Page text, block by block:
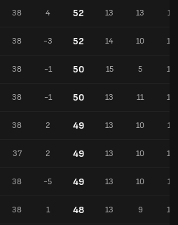
38 4 52 13 13 12
38 -3 52 14 10 14
38 -1 50 15 5 18
38 -1 50 13 11 14
38 2 49 13 10 15
37 2 49 13 10 14
38 -5 49 13 10 15
38 1 48 13 9 16